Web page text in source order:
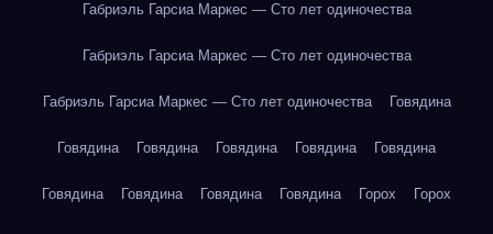
Габриэль Гарсиа Маркес — Сто лет одиночества
Габриэль Гарсиа Маркес — Сто лет одиночества
Габриэль Гарсиа Маркес — Сто лет одиночества Говядина
Говядина Говядина Говядина Говядина Говядина
Говядина Говядина Говядина Говядина Горох Горох